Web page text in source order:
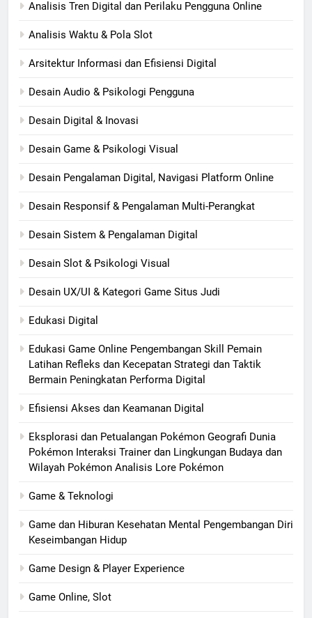
Analisis Tren Digital dan Perilaku Pengguna Online
Analisis Waktu & Pola Slot
Arsitektur Informasi dan Efisiensi Digital
Desain Audio & Psikologi Pengguna
Desain Digital & Inovasi
Desain Game & Psikologi Visual
Desain Pengalaman Digital, Navigasi Platform Online
Desain Responsif & Pengalaman Multi-Perangkat
Desain Sistem & Pengalaman Digital
Desain Slot & Psikologi Visual
Desain UX/UI & Kategori Game Situs Judi
Edukasi Digital
Edukasi Game Online Pengembangan Skill Pemain
Latihan Refleks dan Kecepatan Strategi dan Taktik
Bermain Peningkatan Performa Digital
Efisiensi Akses dan Keamanan Digital
Eksplorasi dan Petualangan Pokémon Geografi Dunia
Pokémon Interaksi Trainer dan Lingkungan Budaya dan
Wilayah Pokémon Analisis Lore Pokémon
Game & Teknologi
Game dan Hiburan Kesehatan Mental Pengembangan Diri
Keseimbangan Hidup
Game Design & Player Experience
Game Online, Slot